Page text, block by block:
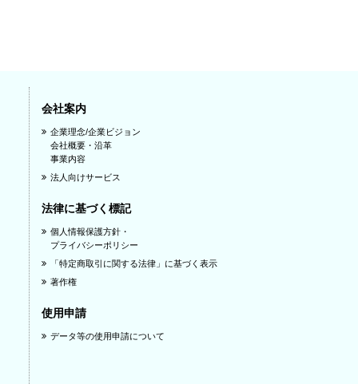
会社案内
企業理念/企業ビジョン
会社概要・沿革
事業内容
法人向けサービス
法律に基づく標記
個人情報保護方針・
プライバシーポリシー
「特定商取引に関する法律」に基づく表示
著作権
使用申請
データ等の使用申請について